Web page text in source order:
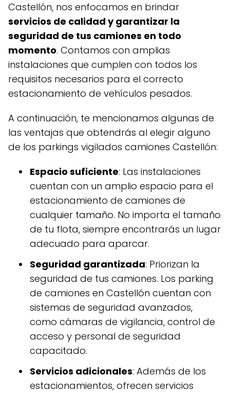
Castellón, nos enfocamos en brindar
servicios de calidad y garantizar la
seguridad de tus camiones en todo
momento. Contamos con amplias
instalaciones que cumplen con todos los
requisitos necesarios para el correcto
estacionamiento de vehículos pesados.
A continuación, te mencionamos algunas de
las ventajas que obtendrás al elegir alguno
de los parkings vigilados camiones Castellón:
Espacio suficiente: Las instalaciones
cuentan con un amplio espacio para el
estacionamiento de camiones de
cualquier tamaño. No importa el tamaño
de tu flota, siempre encontrarás un lugar
adecuado para aparcar.
Seguridad garantizada: Priorizan la
seguridad de tus camiones. Los parking
de camiones en Castellón cuentan con
sistemas de seguridad avanzados,
como cámaras de vigilancia, control de
acceso y personal de seguridad
capacitado.
Servicios adicionales: Además de los
estacionamientos, ofrecen servicios